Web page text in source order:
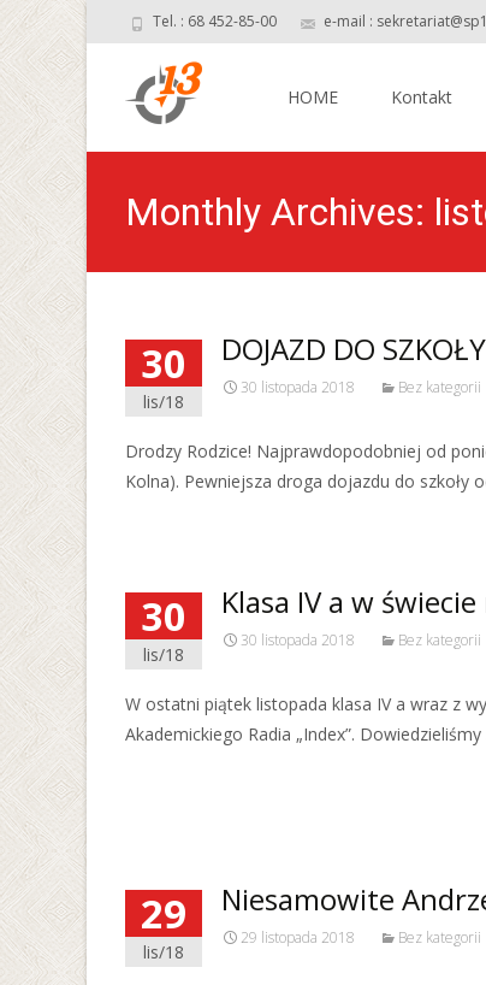
Tel. : 68 452-85-00 e-mail :
HOME Kontakt
Monthly Archives:
30
lis/18
DOJAZD DO SZKOŁY
30 listopada 2018 Bez kategorii
Drodzy Rodzice! Najprawdopodobniej od
Kolna). Pewniejsza droga dojazdu do szkoły
30
lis/18
Klasa IV a w
30 listopada 2018 Bez kategorii
W ostatni piątek listopada klasa IV a wraz z
Akademickiego Radia „Index”.
29
lis/18
Niesamowite
29 listopada 2018 Bez kategorii